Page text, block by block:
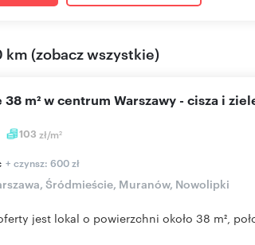
km(zobacz wszystkie)
103 zł/m2
38 m² w centrum Warszawy - cisza i
+ czynsz: 600 zł
Śródmieście, Muranów, Nowolipki
jest lokal o powierzchni około 38 m²,